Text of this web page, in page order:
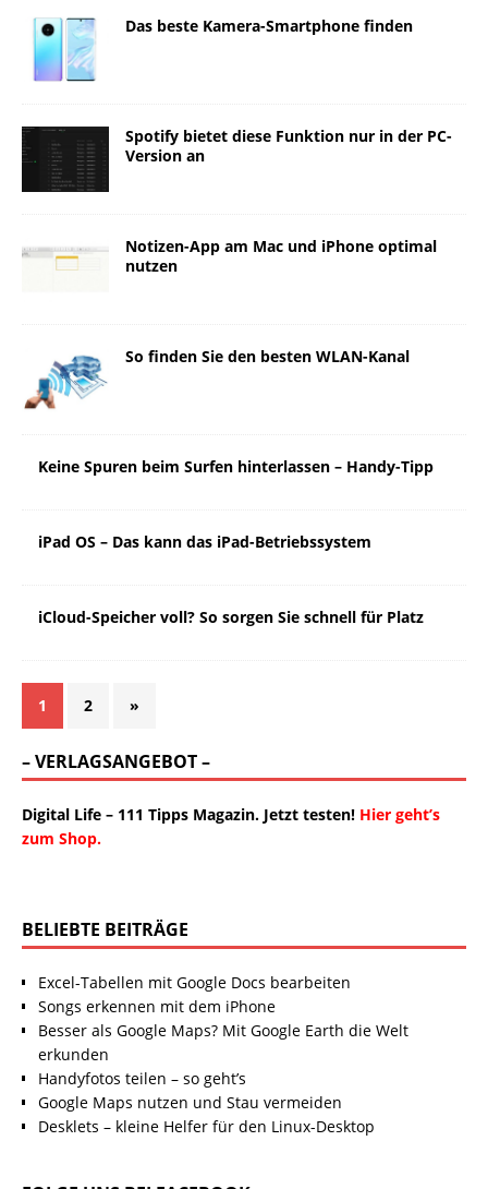
Das beste Kamera-Smartphone finden
Spotify bietet diese Funktion nur in der PC-
Version an
Notizen-App am Mac und iPhone optimal
nutzen
So finden Sie den besten WLAN-Kanal
Keine Spuren beim Surfen hinterlassen – Handy-Tipp
iPad OS – Das kann das iPad-Betriebssystem
iCloud-Speicher voll? So sorgen Sie schnell für Platz
1 2 »
– VERLAGSANGEBOT –
Digital Life – 111 Tipps Magazin. Jetzt testen! Hier geht’s
zum Shop.
BELIEBTE BEITRÄGE
Excel-Tabellen mit Google Docs bearbeiten
Songs erkennen mit dem iPhone
Besser als Google Maps? Mit Google Earth die Welt
erkunden
Handyfotos teilen – so geht’s
Google Maps nutzen und Stau vermeiden
Desklets – kleine Helfer für den Linux-Desktop